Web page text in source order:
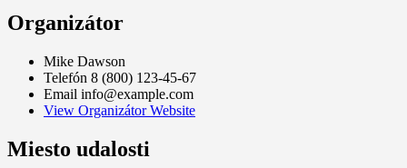
Organizátor
Mike Dawson
Telefón 8 (800) 123-45-67
Email info@example.com
View Organizátor Website
Miesto udalosti